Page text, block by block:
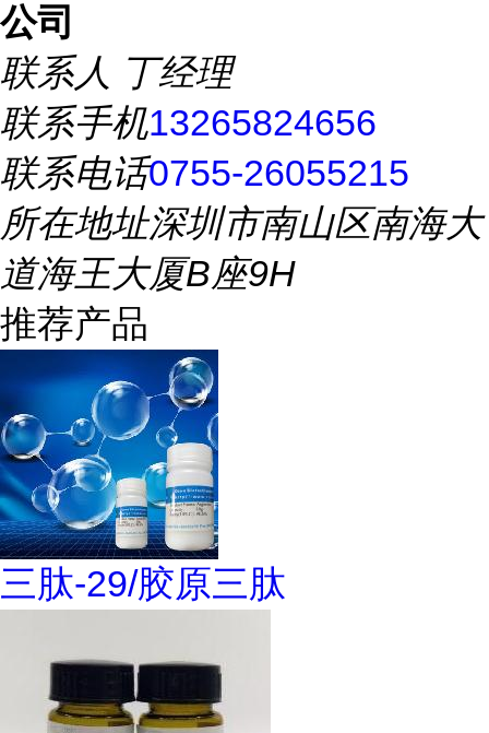
公司
联系人 丁经理
联系手机13265824656
联系电话0755-26055215
所在地址深圳市南山区南海大
道海王大厦B座9H
推荐产品
三肽-29/胶原三肽